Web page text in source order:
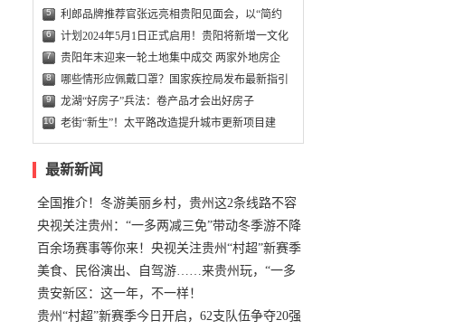
5 利郎品牌推荐官张远亮相贵阳见面会，以“简约
6 计划2024年5月1日正式启用！贵阳将新增一文化
7 贵阳年末迎来一轮土地集中成交 两家外地房企
8 哪些情形应佩戴口罩？国家疾控局发布最新指引
9 龙湖“好房子”兵法：卷产品才会出好房子
10 老街“新生”！太平路改造提升城市更新项目建
最新新闻
全国推介！冬游美丽乡村，贵州这2条线路不容
错过
央视关注贵州：“一多两减三免”带动冬季游不降
温
百余场赛事等你来！央视关注贵州“村超”新赛季
正式“打响”
美食、民俗演出、自驾游……来贵州玩，“一多
两减三免”！
贵安新区：这一年，不一样！
贵州“村超”新赛季今日开启，62支队伍争夺20强